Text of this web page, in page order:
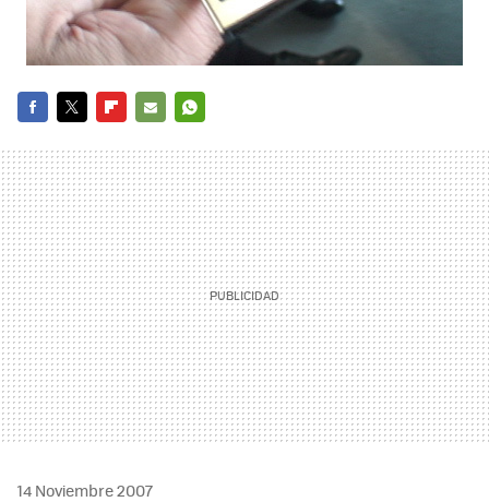
MAIL
14 Noviembre 2007